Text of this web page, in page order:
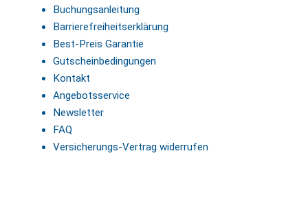
Buchungsanleitung
Barrierefreiheitserklärung
Best-Preis Garantie
Gutscheinbedingungen
Kontakt
Angebotsservice
Newsletter
FAQ
Versicherungs-Vertrag widerrufen